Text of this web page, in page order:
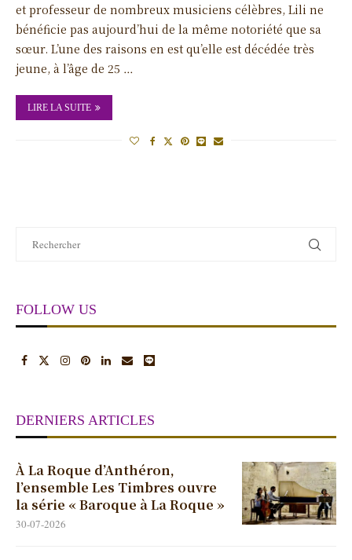
et professeur de nombreux musiciens célèbres, Lili ne
bénéficie pas aujourd’hui de la même notoriété que sa
sœur. L’une des raisons en est qu’elle est décédée très
jeune, à l’âge de 25 …
LIRE LA SUITE
FOLLOW US
DERNIERS ARTICLES
À La Roque d’Anthéron,
l’ensemble Les Timbres ouvre
la série « Baroque à La Roque »
30-07-2026